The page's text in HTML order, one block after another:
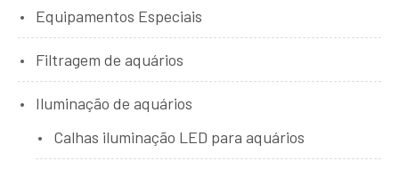
Equipamentos Especiais
Filtragem de aquários
Iluminação de aquários
Calhas iluminação LED para aquários